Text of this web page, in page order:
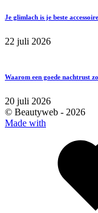
Je glimlach is je beste
22 juli 2026
Waarom een goede nachtrust
20 juli 2026
© Beautyweb - 2026
Made with